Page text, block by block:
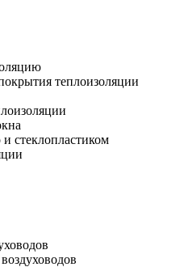
теплоизоляции
стеклопластиком